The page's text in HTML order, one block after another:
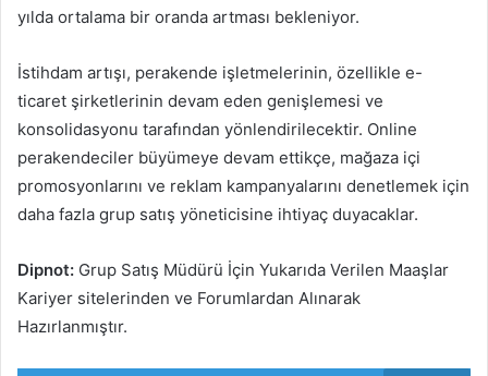
yılda ortalama bir oranda artması bekleniyor.
İstihdam artışı, perakende işletmelerinin, özellikle e-
ticaret şirketlerinin devam eden genişlemesi ve
konsolidasyonu tarafından yönlendirilecektir. Online
perakendeciler büyümeye devam ettikçe, mağaza içi
promosyonlarını ve reklam kampanyalarını denetlemek için
daha fazla grup satış yöneticisine ihtiyaç duyacaklar.
Dipnot: Grup Satış Müdürü İçin Yukarıda Verilen Maaşlar
Kariyer sitelerinden ve Forumlardan Alınarak
Hazırlanmıştır.